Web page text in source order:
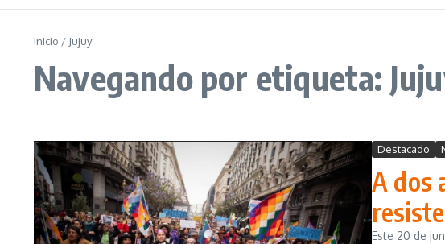
Inicio / Jujuy
Navegando por etiqueta:
Destacado
A dos
Este 20 de